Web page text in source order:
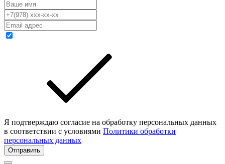
Я подтверждаю согласие на обработку персональных данных
в соответствии с условиями Политики обработки
персональных данных
Отправить